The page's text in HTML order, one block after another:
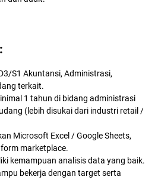
S1 Akuntansi, Administrasi,
terkait.
1 tahun di bidang administrasi
(lebih disukai dari industri retail /
Microsoft Excel / Google Sheets,
marketplace.
kemampuan analisis data yang baik.
bekerja dengan target serta